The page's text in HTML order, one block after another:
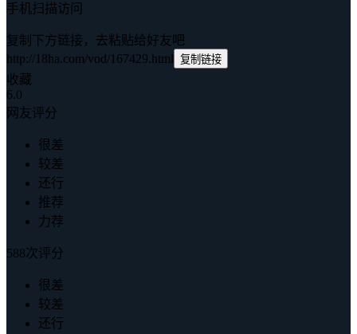
手机扫描访问
复制下方链接，去粘贴给好友吧
http://18ha.com/vod/167429.html 复制链接
收藏
6.0
网友评分
很差
较差
还行
推荐
力荐
588次评分
很差
较差
还行